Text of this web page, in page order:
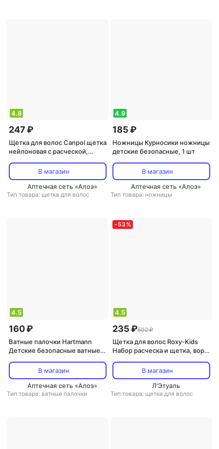
4.8
247 ₽
Щетка для волос Canpol щетка
нейлоновая с расческой,
В магазин
Аптечная сеть «Алоэ»
Тип товара: щетка для волос
4.9
185 ₽
Ножницы Курносики ножницы
детские безопасные, 1 шт
В магазин
Аптечная сеть «Алоэ»
Тип товара: ножницы
4.5
160 ₽
Ватные палочки Hartmann
Детские безопасные ватные
Baby safety buds, 56 шт
В магазин
Аптечная сеть «Алоэ»
Тип товара: ватные палочки
- 53 %
4.5
235 ₽502 ₽
Щетка для волос Roxy-Kids
Набор расческа и щетка, ворс
В магазин
Л'Этуаль
Тип товара: щетка для волос